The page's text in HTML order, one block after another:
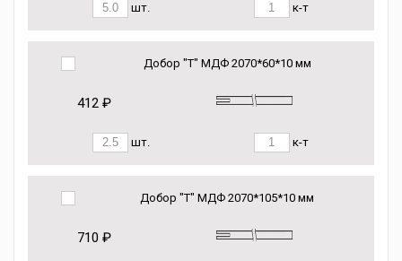
шт. к-т
Добор "Т" МДФ 2070*60*10 мм
412 ₽
шт. к-т
Добор "Т" МДФ 2070*105*10 мм
710 ₽